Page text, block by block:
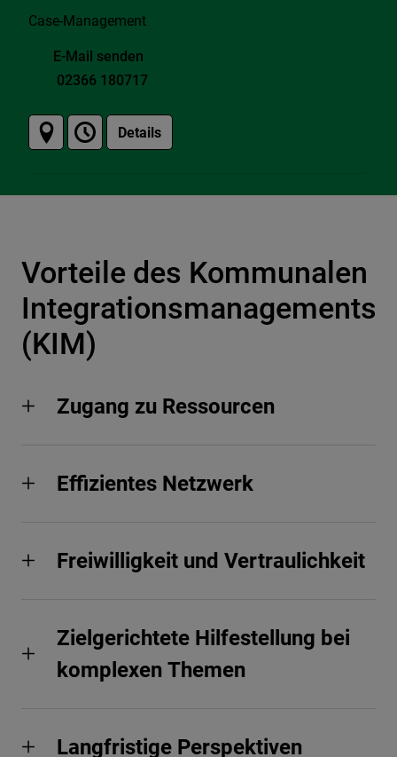
Case-Management
E-Mail senden
02366 180717
Details
Vorteile des Kommunalen
Integrationsmanagements
(KIM)
Zugang zu Ressourcen
Effizientes Netzwerk
Freiwilligkeit und Vertraulichkeit
Zielgerichtete Hilfestellung bei
komplexen Themen
Langfristige Perspektiven